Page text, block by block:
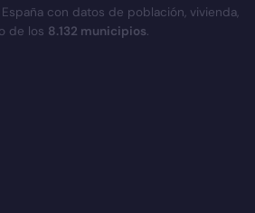
con datos de población, vivienda,
de los 8.132 municipios.